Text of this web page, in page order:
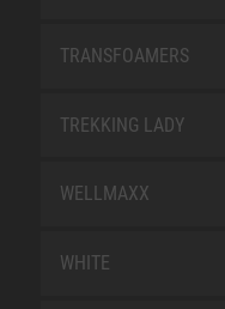
TRANSFOAMERS
TREKKING LADY
WELLMAXX
WHITE